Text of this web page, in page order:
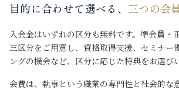
目的に合わせて選べる、 三つの会
入会金はいずれの区分も無料です。準会員・
三区分をご用意し、資格取得支援、セミナー
ングの機会など、区分に応じた特典をお選び
会費は、執事という職業の専門性と社会的な